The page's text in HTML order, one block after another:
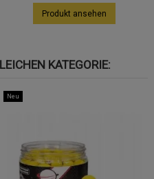
Produkt ansehen
KATEGORIE:
Neu